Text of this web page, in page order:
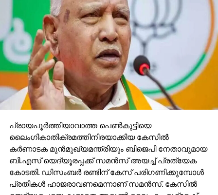
പ്രായപൂര്‍ത്തിയാവാത്ത പെണ്‍കുട്ടിയെ
ലൈംഗികാതിക്രമത്തിനിരയാക്കിയ കേസില്‍
കര്‍ണാടക മുന്‍മുഖ്യമന്ത്രിയും ബിജെപി നേതാവുമായ
ബി.എസ് യെദ്യൂരപ്പക്ക് സമന്‍സ് അയച്ച് പ്രത്യേക
കോടതി. ഡിസംബര്‍ രണ്ടിന് കേസ് പരിഗണിക്കുമ്പോള്‍
പ്രതികള്‍ ഹാജരാവണമെന്നാണ് സമന്‍സ്. കേസില്‍